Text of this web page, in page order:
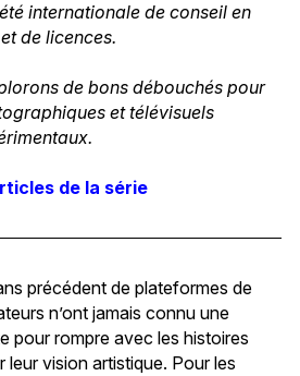
internationale de conseil en
de licences.
de bons débouchés pour
et télévisuels
de la série
précédent de plateformes de
n’ont jamais connu une
pour rompre avec les histoires
leur vision artistique. Pour les